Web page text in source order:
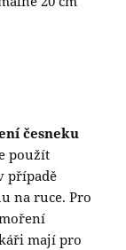
česneku
použít
případě
na ruce. Pro
mají pro